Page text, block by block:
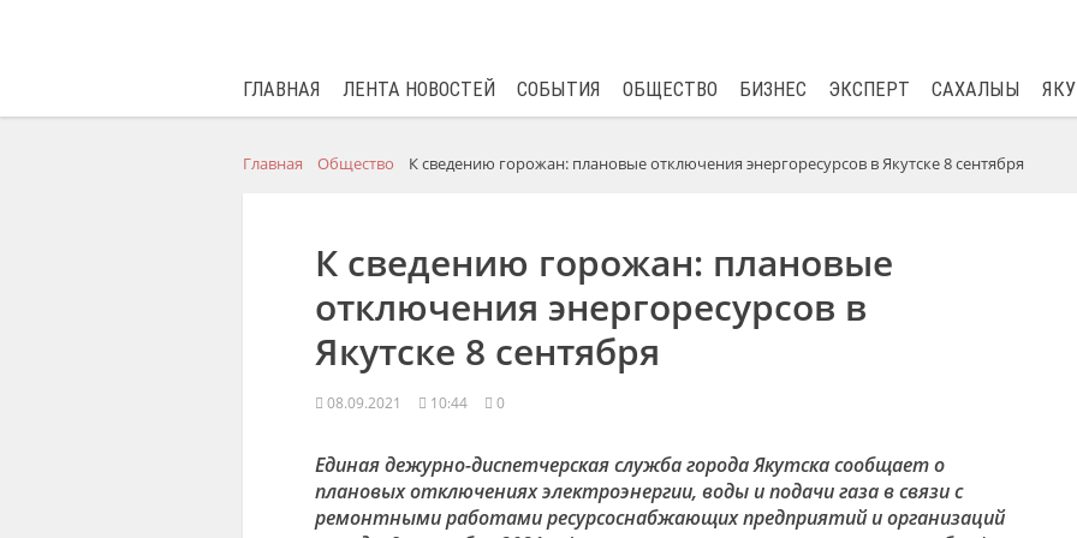
ГЛАВНАЯ ЛЕНТА НОВОСТЕЙ СОБЫТИЯ ОБЩЕСТВО БИЗНЕС ЭКСПЕРТ САХАЛЫЫ
Главная Общество К сведению горожан: плановые отключения энергоресурсов в Якутске 8 сентября
К сведению горожан: плановые
отключения энергоресурсов в
Якутске 8 сентября
08.09.2021 10:44 0
Единая дежурно-диспетчерская служба города Якутска сообщает о
плановых отключениях электроэнергии, воды и подачи газа в связи с
ремонтными работами ресурсоснабжающих предприятий и организаций